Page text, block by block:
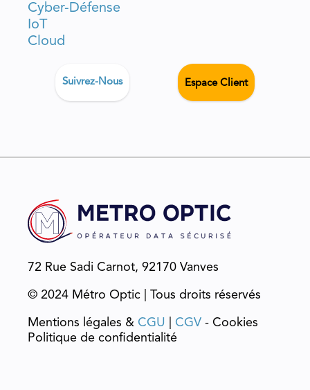
Cyber-Défense
IoT
Cloud
Suivrez-Nous Espace Client
72 Rue Sadi Carnot, 92170 Vanves
© 2024 Métro Optic | Tous droits réservés
Mentions légales & CGU CGV - Cookies
Politique de confidentialité